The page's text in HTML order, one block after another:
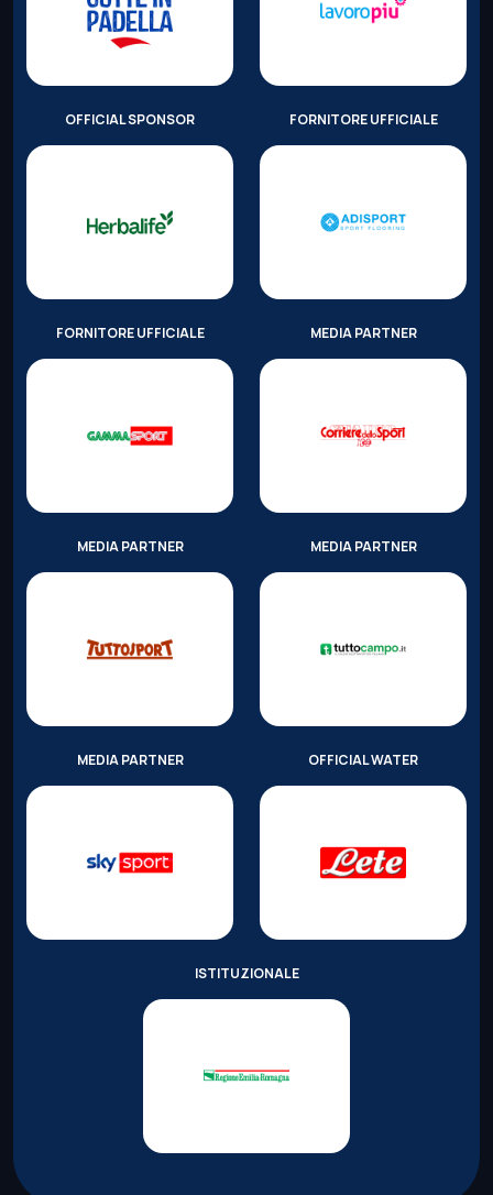
OFFICIAL SPONSOR FORNITORE UFFICIALE
FORNITORE UFFICIALE MEDIA PARTNER
MEDIA PARTNER MEDIA PARTNER
MEDIA PARTNER OFFICIAL WATER
ISTITUZIONALE